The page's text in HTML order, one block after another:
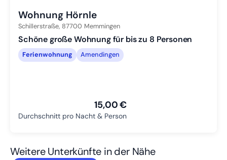
Wohnung Hörnle
Schillerstraße, 87700 Memmingen
Schöne große Wohnung für bis zu 8 Personen
Ferienwohnung Amendingen
15,00 €
Durchschnitt pro Nacht & Person
Weitere Unterkünfte in der Nähe